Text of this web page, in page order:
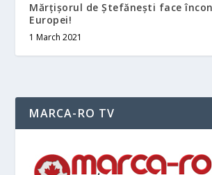
Mărțișorul de Ștefănești face
Europei!
1 March 2021
MARCA-RO TV